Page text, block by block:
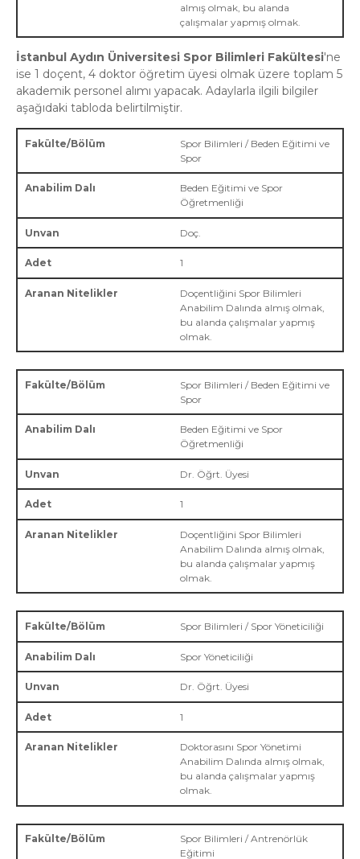
almış olmak, bu alanda
çalışmalar yapmış olmak.
İstanbul Aydın Üniversitesi Spor Bilimleri Fakültesi'ne
ise 1 doçent, 4 doktor öğretim üyesi olmak üzere toplam 5
akademik personel alımı yapacak. Adaylarla ilgili bilgiler
aşağıdaki tabloda belirtilmiştir.
Spor Bilimleri / Beden Eğitimi ve
Spor
Beden Eğitimi ve Spor
Öğretmenliği
Doç.
1
Doçentliğini Spor Bilimleri
Anabilim Dalında almış olmak,
bu alanda çalışmalar yapmış
olmak.
Spor Bilimleri / Beden Eğitimi ve
Spor
Beden Eğitimi ve Spor
Öğretmenliği
Dr. Öğrt. Üyesi
1
Doçentliğini Spor Bilimleri
Anabilim Dalında almış olmak,
bu alanda çalışmalar yapmış
olmak.
Spor Bilimleri / Spor Yöneticiliği
Spor Yöneticiliği
Dr. Öğrt. Üyesi
1
Doktorasını Spor Yönetimi
Anabilim Dalında almış olmak,
bu alanda çalışmalar yapmış
olmak.
Spor Bilimleri / Antrenörlük
Eğitimi